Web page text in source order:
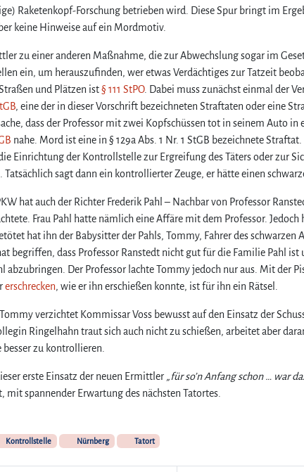
Raketenkopf-Forschung betrieben wird. Diese Spur bringt im
keine Hinweise auf ein Mordmotiv.
zu einer anderen Maßnahme, die zur Abwechslung sogar im
ein, um herauszufinden, wer etwas Verdächtiges zur Tatzeit
und Plätzen ist§ 111 StPO. Dabei muss zunächst einmal der
, eine der in dieser Vorschrift bezeichneten Straftaten oder eine
dass der Professor mit zwei Kopfschüssen tot in seinem Auto
nahe. Mord ist eine in § 129a Abs. 1 Nr. 1 StGB bezeichnete
Einrichtung der Kontrollstelle zur Ergreifung des Täters oder zur
Tatsächlich sagt dann ein kontrollierter Zeuge, er hätte einen
hat auch der Richter Frederik Pahl – Nachbar von Professor
Frau Pahl hatte nämlich eine Affäre mit dem Professor.
hat ihn der Babysitter der Pahls, Tommy, Fahrer des
begriffen, dass Professor Ranstedt nicht gut für die Familie Pahl
abzubringen. Der Professor lachte Tommy jedoch nur aus. Mit der
erschrecken, wie er ihn erschießen konnte, ist für ihn ein Rätsel.
verzichtet Kommissar Voss bewusst auf den Einsatz der
Ringelhahn traut sich auch nicht zu schießen, arbeitet aber
zu kontrollieren.
erste Einsatz der neuen Ermittler „für so’n Anfang schon … war
mit spannender Erwartung des nächsten Tatortes.
Kontrollstelle Nürnberg Tatort